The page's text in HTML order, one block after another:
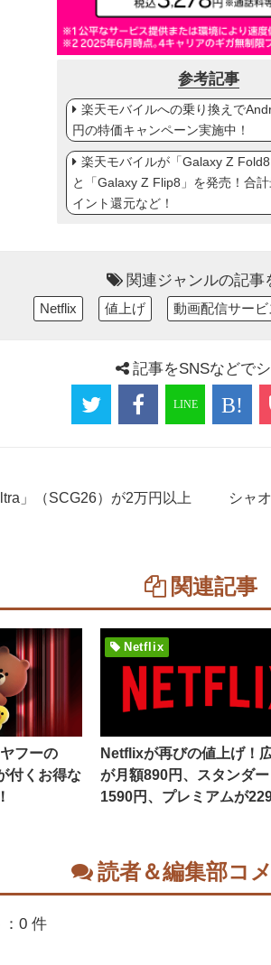
参考記事
楽天モバイルへの乗り換えで
円の特価キャンペーン実施中！
楽天モバイルが「Galaxy Z
と「Galaxy Z Flip8」を発売！合
イント還元など！
関連ジャンルの記事
Netflix 値上げ 動画配信サービ
記事をSNSなどで
」（SCG26）が2万円以上
シャ
関連記事
フーの
付くお得な
Netflix
Netflixが再びの値上げ！
が月額890円、スタンダ
1590円、プレミアムが
読者＆編集部コ
：0 件